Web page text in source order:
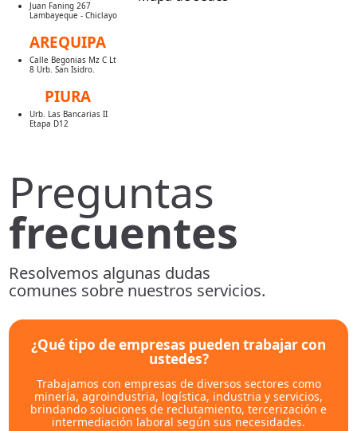
Juan Faning 267
Lambayeque - Chiclayo
AREQUIPA
Calle Begonias Mz C Lt
8 Urb. San Isidro.
PIURA
Urb. Las Bancarias II
Etapa D12
Preguntas
frecuentes
Resolvemos algunas dudas
comunes sobre nuestros servicios.
¿Qué tipo de empresas pueden trabajar con
ustedes?
Trabajamos con empresas de diversos sectores como
minería, agroindustria, logística, industria y servicios,
brindando soluciones de reclutamiento, tercerización e
intermediación laboral según sus necesidades.